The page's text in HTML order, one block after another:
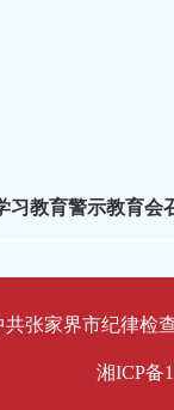
习教育警示教育会
共张家界市纪律检
湘ICP备